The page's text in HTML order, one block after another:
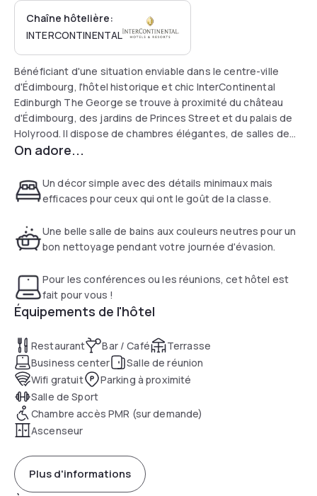
Chaîne hôtelière:
INTERCONTINENTAL
Bénéficiant d'une situation enviable dans le centre-ville
d'Édimbourg, l'hôtel historique et chic InterContinental
Edinburgh The George se trouve à proximité du château
d'Édimbourg, des jardins de Princes Street et du palais de
Holyrood. Il dispose de chambres élégantes, de salles de
conférences et de réunions et d'une salle de sport. Une
tout l'hôtel. Ce bâtiment classé Grade II avec sa façade
distinctive a été construit en 1775 et a fait l'objet d'un grand
et des espaces publics. L'intérieur conçu par l'architecte a
créé un sentiment de grandeur restaurée avec des détails
chambre dispose d'une télévision à écran plat, d'une
connexion WiFi gratuite et d'une salle de bains privative. Le
Printing Press Bar & Kitchen sert des produits écossais de
saison tout au long de la journée et de la nuit. Il est ouvert 7
jours sur 7 et propose le petit déjeuner, le déjeuner et le
dîner, ainsi qu'un bar nocturne jusqu'à 01h00. Café, gâteaux,
pâtisseries, sandwichs et salades sont disponibles au Burr
& Co, ouvert 7 jours sur 7. Un menu complet de service en
chambre est également disponible.
On adore...
Un décor simple avec des détails minimaux mais
efficaces pour ceux qui ont le goût de la classe.
Une belle salle de bains aux couleurs neutres pour un
bon nettoyage pendant votre journée d'évasion.
Pour les conférences ou les réunions, cet hôtel est
fait pour vous !
Équipements de l'hôtel
Restaurant Bar / Café
Terrasse
Business center
Salle de réunion
Wifi gratuit
Parking à proximité
Salle de Sport
Chambre accès PMR (sur demande)
Ascenseur
Plus d'informations